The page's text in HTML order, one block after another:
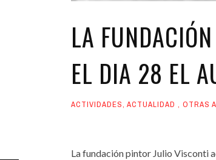
LA
EL DIA 28 EL
ACTIVIDADES, ACTUALIDAD , OTRAS
La fundación pintor Julio Visconti